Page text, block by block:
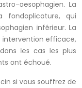
oesophagien. La
qui
inférieur. La
efficace,
les cas les plus
ont échoué.
si vous souffrez de